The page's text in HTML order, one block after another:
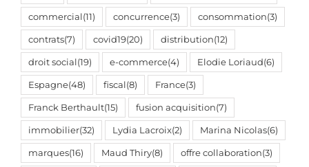
commercial(11) concurrence(3) consommation(3)
contrats(7) covid19(20) distribution(12)
droit social(19) e-commerce(4) Elodie Loriaud(6)
Espagne(48) fiscal(8) France(3)
Franck Berthault(15) fusion acquisition(7)
immobilier(32) Lydia Lacroix(2) Marina Nicolas(6)
marques(16) Maud Thiry(8) offre collaboration(3)